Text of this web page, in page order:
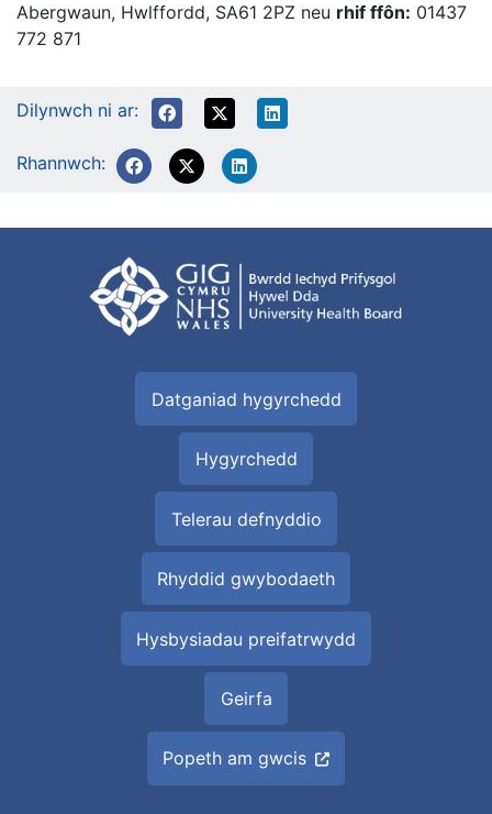
Abergwaun, Hwlffordd, SA61 2PZ neu rhif ffôn: 01437
772 871
Dilynwch ni ar:
Rhannwch:
Datganiad hygyrchedd
Hygyrchedd
Telerau defnyddio
Rhyddid gwybodaeth
Hysbysiadau preifatrwydd
Geirfa
Popeth am gwcis